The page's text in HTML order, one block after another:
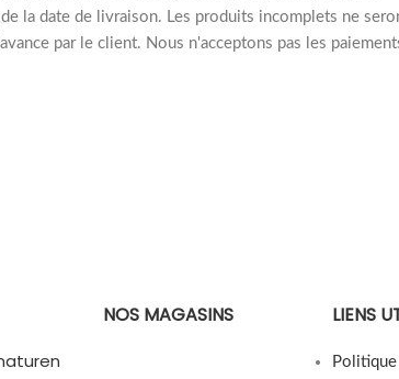
la date de livraison. Les produits incomplets ne
par le client. Nous n'acceptons pas les
NOS MAGASINS LIENS